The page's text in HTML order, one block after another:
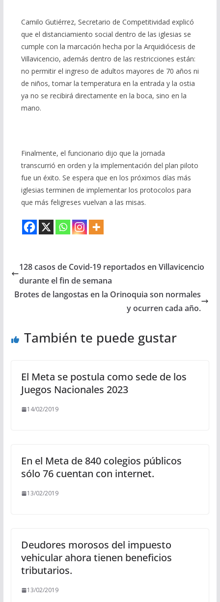
Camilo Gutiérrez, Secretario de Competitividad explicó
que el distanciamiento social dentro de las iglesias se
cumple con la marcación hecha por la Arquidiócesis de
Villavicencio, además dentro de las restricciones están:
no permitir el ingreso de adultos mayores de 70 años ni
de niños, tomar la temperatura en la entrada y la ostia
ya no se recibirá directamente en la boca, sino en la
mano.
Finalmente, el funcionario dijo que la jornada
transcurrió en orden y la implementación del plan piloto
fue un éxito. Se espera que en los próximos días más
iglesias terminen de implementar los protocolos para
que más feligreses vuelvan a las misas.
128 casos de Covid-19 reportados en Villavicencio
durante el fin de semana
Brotes de langostas en la Orinoquia son normales
y ocurren cada año.
También te puede gustar
El Meta se postula como sede de los
Juegos Nacionales 2023
14/02/2019
En el Meta de 840 colegios públicos
sólo 76 cuentan con internet.
13/02/2019
Deudores morosos del impuesto
vehicular ahora tienen beneficios
tributarios.
13/02/2019